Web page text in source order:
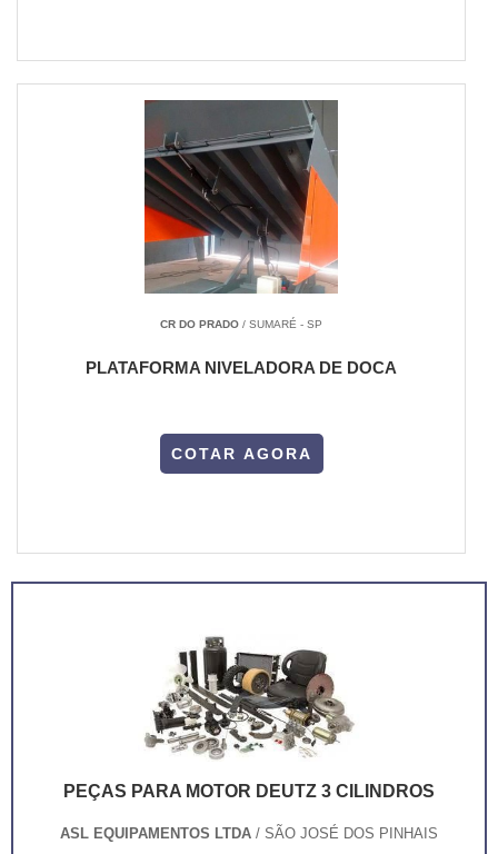
CR DO PRADO / SUMARÉ - SP
PLATAFORMA NIVELADORA DE DOCA
COTAR AGORA
PEÇAS PARA MOTOR DEUTZ 3 CILINDROS
ASL EQUIPAMENTOS LTDA / SÃO JOSÉ DOS PINHAIS